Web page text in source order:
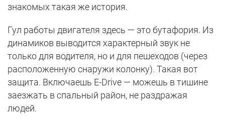
знакомых такая же история.
Гул работы двигателя здесь — это бутафория. Из
динамиков выводится характерный звук не
только для водителя, но и для пешеходов (через
расположенную снаружи колонку). Такая вот
защита. Включаешь E-Drive — можешь в тишине
заезжать в спальный район, не раздражая
людей.